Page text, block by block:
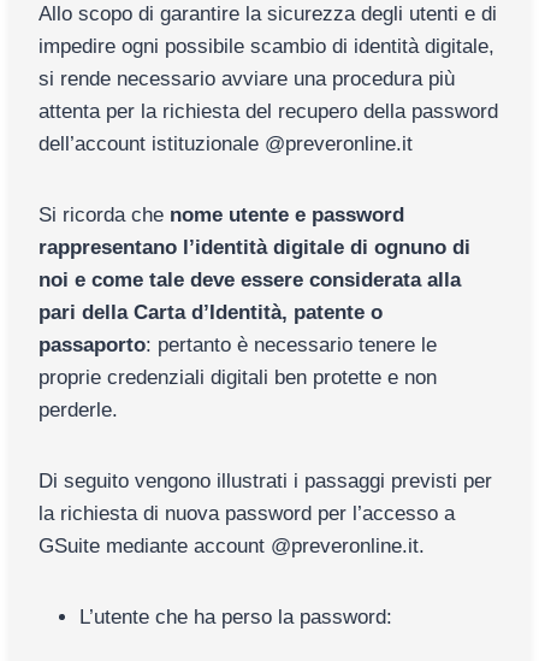
Allo scopo di garantire la sicurezza degli utenti e di
impedire ogni possibile scambio di identità digitale,
si rende necessario avviare una procedura più
attenta per la richiesta del recupero della password
dell’account istituzionale @preveronline.it
Si ricorda che nome utente e password
rappresentano l’identità digitale di ognuno di
noi e come tale deve essere considerata alla
pari della Carta d’Identità, patente o
passaporto: pertanto è necessario tenere le
proprie credenziali digitali ben protette e non
perderle.
Di seguito vengono illustrati i passaggi previsti per
la richiesta di nuova password per l’accesso a
GSuite mediante account @preveronline.it.
L’utente che ha perso la password: